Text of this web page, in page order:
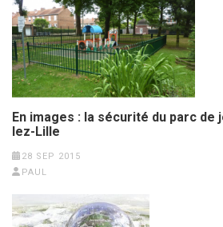
En images : la sécurité du parc de
lez-Lille
28 SEP 2015
PAUL